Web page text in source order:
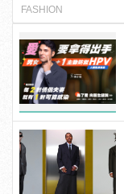
FASHION